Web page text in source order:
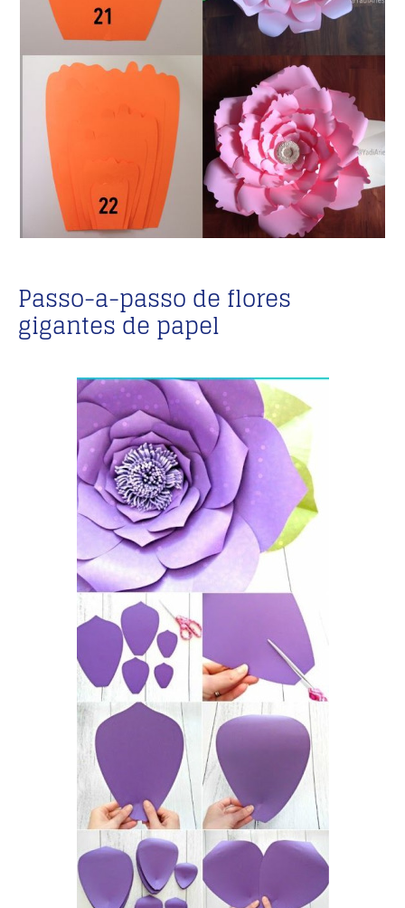
Passo-a-passo de flores
gigantes de papel